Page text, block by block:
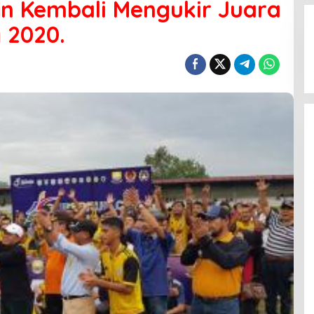
Kembali Mengukir Juara
2020.